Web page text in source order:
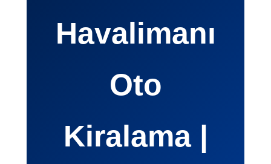
Havalimanı
Oto
Kiralama |